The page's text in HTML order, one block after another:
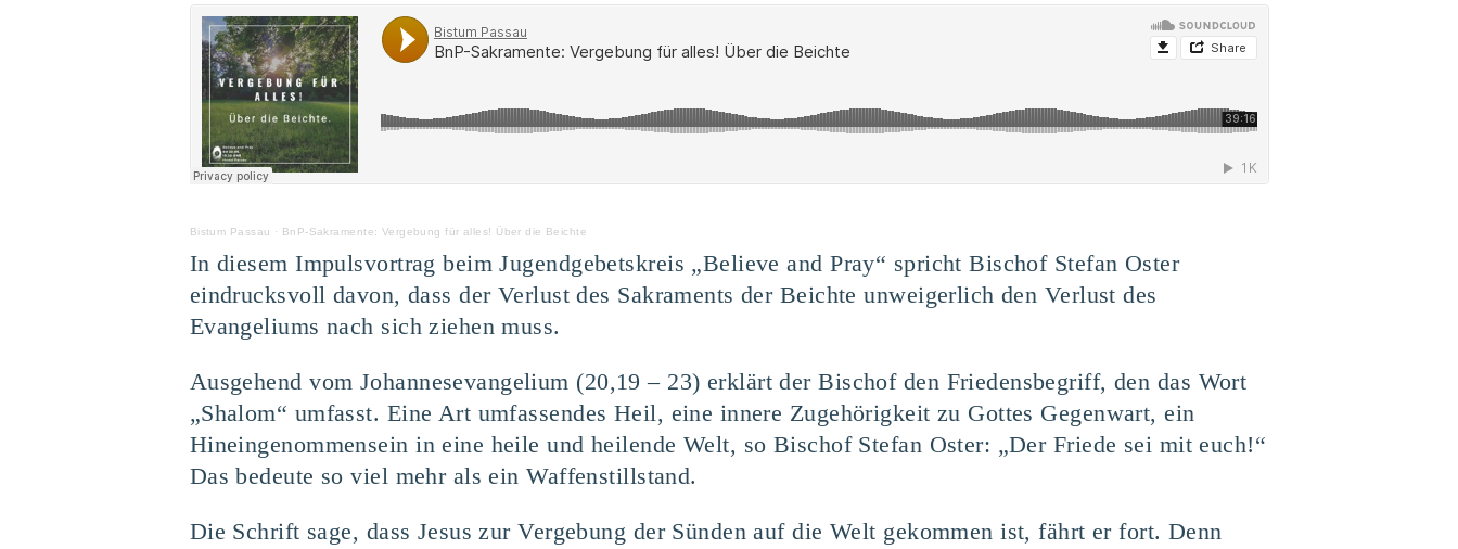
Bistum Passau · BnP-Sakramente: Vergebung für alles! Über die Beichte
In diesem Impulsvortrag beim Jugendgebetskreis „Believe and Pray“ spricht Bischof Stefan Oster
eindrucksvoll davon, dass der Verlust des Sakraments der Beichte unweigerlich den Verlust des
Evangeliums nach sich ziehen muss.
Ausgehend vom Johannesevangelium (20,19 – 23) erklärt der Bischof den Friedensbegriff, den das Wort
„Shalom“ umfasst. Eine Art umfassendes Heil, eine innere Zugehörigkeit zu Gottes Gegenwart, ein
Hineingenommensein in eine heile und heilende Welt, so Bischof Stefan Oster: „Der Friede sei mit euch!“
Das bedeute so viel mehr als ein Waffenstillstand.
Die Schrift sage, dass Jesus zur Vergebung der Sünden auf die Welt gekommen ist, fährt er fort. Denn